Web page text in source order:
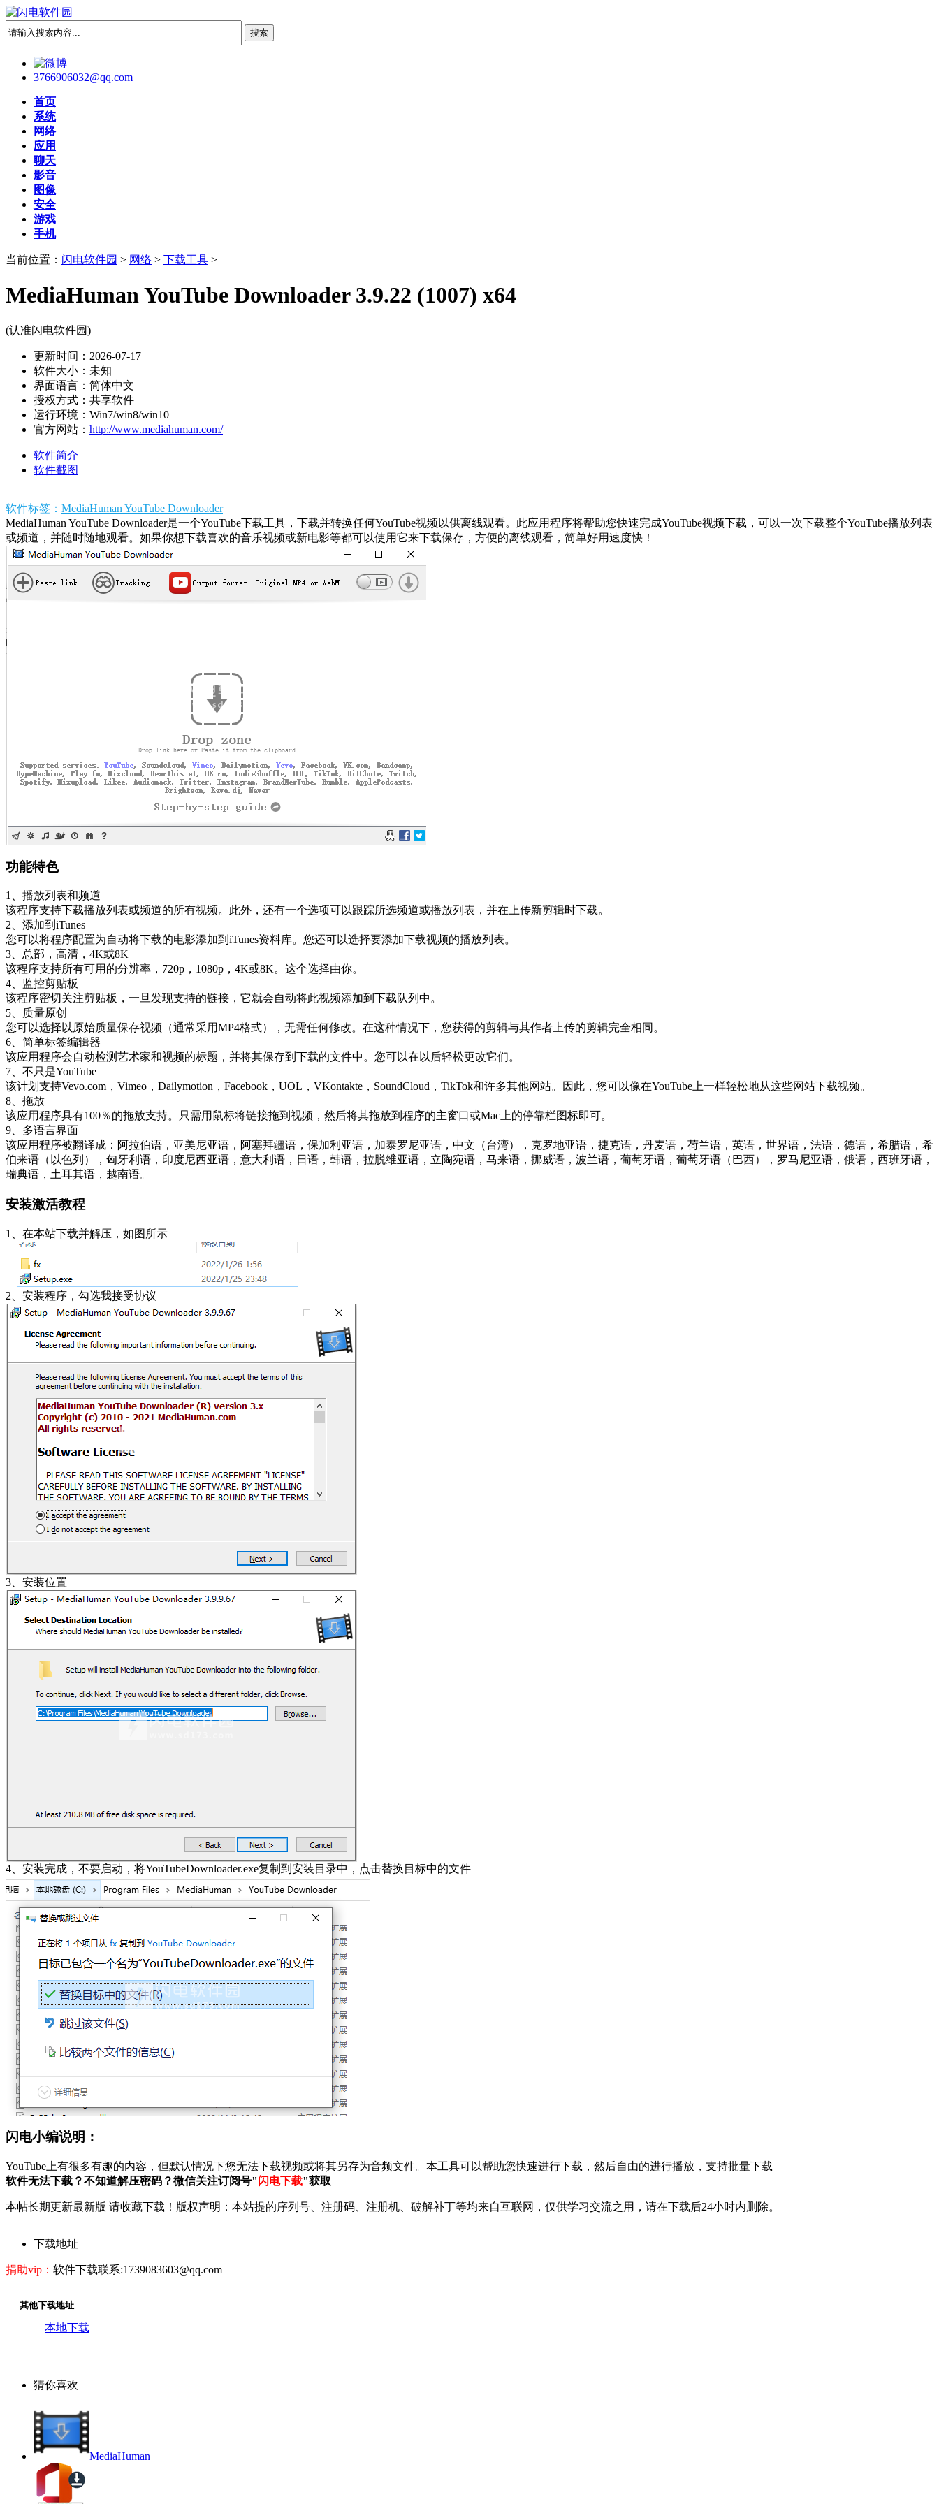
3766906032@qq.com
首页
系统
网络
应用
聊天
影音
图像
安全
游戏
手机
当前位置： 闪电软件园 > 网络 > 下载工具 >
MediaHuman YouTube Downloader 3.9.22 (1007) x64
(认准闪电软件园)
更新时间：2026-07-17
软件大小：未知
界面语言：简体中文
授权方式：共享软件
运行环境：Win7/win8/win10
官方网站： http://www.mediahuman.com/
软件简介
软件截图
软件标签： MediaHuman YouTube Downloader
MediaHuman YouTube Downloader是一个YouTube下载工具，下载并转换任何YouTube视频以供离线观看。此应用程序将帮助您快速完成YouTube视频下载，可以一次下载整个YouTube播放列表
或频道，并随时随地观看。如果你想下载喜欢的音乐视频或新电影等都可以使用它来下载保存，方便的离线观看，简单好用速度快！
功能特色
1、播放列表和频道
该程序支持下载播放列表或频道的所有视频。此外，还有一个选项可以跟踪所选频道或播放列表，并在上传新剪辑时下载。
2、添加到iTunes
您可以将程序配置为自动将下载的电影添加到iTunes资料库。您还可以选择要添加下载视频的播放列表。
3、总部，高清，4K或8K
该程序支持所有可用的分辨率，720p，1080p，4K或8K。这个选择由你。
4、监控剪贴板
该程序密切关注剪贴板，一旦发现支持的链接，它就会自动将此视频添加到下载队列中。
5、质量原创
您可以选择以原始质量保存视频（通常采用MP4格式），无需任何修改。在这种情况下，您获得的剪辑与其作者上传的剪辑完全相同。
6、简单标签编辑器
该应用程序会自动检测艺术家和视频的标题，并将其保存到下载的文件中。您可以在以后轻松更改它们。
7、不只是YouTube
该计划支持Vevo.com，Vimeo，Dailymotion，Facebook，UOL，VKontakte，SoundCloud，TikTok和许多其他网站。因此，您可以像在YouTube上一样轻松地从这些网站下载视频。
8、拖放
该应用程序具有100％的拖放支持。只需用鼠标将链接拖到视频，然后将其拖放到程序的主窗口或Mac上的停靠栏图标即可。
9、多语言界面
该应用程序被翻译成：阿拉伯语，亚美尼亚语，阿塞拜疆语，保加利亚语，加泰罗尼亚语，中文（台湾），克罗地亚语，捷克语，丹麦语，荷兰语，英语，世界语，法语，德语，希腊语，希
伯来语（以色列），匈牙利语，印度尼西亚语，意大利语，日语，韩语，拉脱维亚语，立陶宛语，马来语，挪威语，波兰语，葡萄牙语，葡萄牙语（巴西），罗马尼亚语，俄语，西班牙语，
瑞典语，土耳其语，越南语。
安装激活教程
1、在本站下载并解压，如图所示
2、安装程序，勾选我接受协议
3、安装位置
4、安装完成，不要启动，将YouTubeDownloader.exe复制到安装目录中，点击替换目标中的文件
闪电小编说明：
YouTube上有很多有趣的内容，但默认情况下您无法下载视频或将其另存为音频文件。本工具可以帮助您快速进行下载，然后自由的进行播放，支持批量下载
软件无法下载？不知道解压密码？微信关注订阅号"闪电下载"获取
本帖长期更新最新版 请收藏下载！版权声明：本站提的序列号、注册码、注册机、破解补丁等均来自互联网，仅供学习交流之用，请在下载后24小时内删除。
下载地址
捐助vip： 软件下载联系:1739083603@qq.com
其他下载地址
本地下载
猜你喜欢
MediaHuman